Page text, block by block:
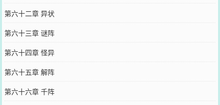
第六十二章 异状
第六十三章 谜阵
第六十四章 怪异
第六十五章 解阵
第六十六章 千阵